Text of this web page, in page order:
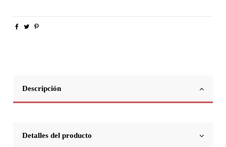
Descripción
Detalles del producto